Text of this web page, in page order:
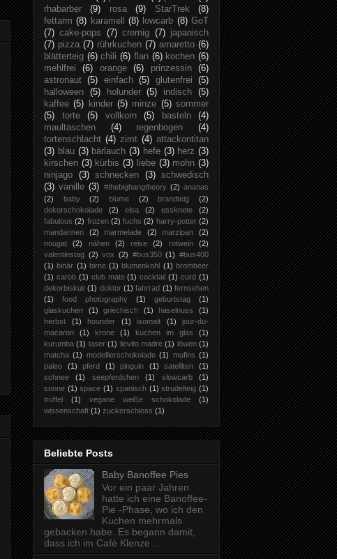
rhabarber
(9) rosa (9) StarTrek
(8)
fettarm (8) karamell (8) lowcarb (8) GoT
(7) cake-pops (7) cremig (7) japanisch
(7) pizza (7) rührkuchen (7) amaretto (6)
blätterteig (6) chili (6) flan (6) kochen (6)
mehlfrei
(6) orange (6) prinzessin
(6)
astronaut
(5) einfach (5) glutenfrei
(5)
halloween
(5) holunder (5) indisch
(5)
kaffee (5) kinder (5) minze (5) sommer
(5)
torte (5) vollkorn (5) basteln
(4)
maultaschen
(4) regenbogen
(4)
tortenschlacht (4) zimt (4) attackontitan
(3) blau (3) bärlauch (3) hefe (3) herz (3)
kirschen (3) kürbis (3) liebe (3) mohn (3)
ninjago
(3) schnecken (3)
schwedisch
(3) vanille (3) #thebigbangtheory (2) ananas
(2)
baby (2) blume (2) brandteig
(2)
dekorschokolade
(2) elsa (2) essknete
(2)
fabulous (2) frozen (2) fuchs (2) harry-potter (2)
mandarinen
(2) marmelade (2) marzipan
(2)
nougat
(2) nähen (2) reise (2) rotwein
(2)
valentinstag (2) vox (2) #bus350 (1) #bus400
(1) binär (1) birne (1) blumenkohl (1) brombeer
(1) carob (1) club mate (1) cocktail (1) curd (1)
dekorbiskuit (1) doktor (1) fahrrad (1) fernsehen
(1)
food photography (1) geburtstag
(1)
glaskuchen
(1) griechisch (1) haselnuss
(1)
herbst
(1) hounder (1) isomalt (1)
jour-du-
macaron
(1) krone (1) kuchen im glas
(1)
kurumba (1) laser (1) lievito madre (1) löwen (1)
matcha (1) modellierschokolade (1) mufins (1)
paleo
(1) pferd (1) pinguin (1) satelliten
(1)
schnee
(1) seepferdchen (1) slowcarb
(1)
sonne (1) space (1) spanisch (1) strudelteig (1)
trüffel
(1) vegane weiße schokolade
(1)
wissenschaft (1) zuckerschloss (1)
Beliebte Posts
Baby Banoffee Pies
Vor ein paar Jahren
hatte ich eine Banoffee-
Pie -Phase, wo ich den
Kuchen mehrmals
gebacken habe. Es begann damit,
dass ich im Café Klenze ...